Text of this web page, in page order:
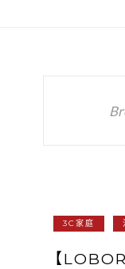
3C家庭
【